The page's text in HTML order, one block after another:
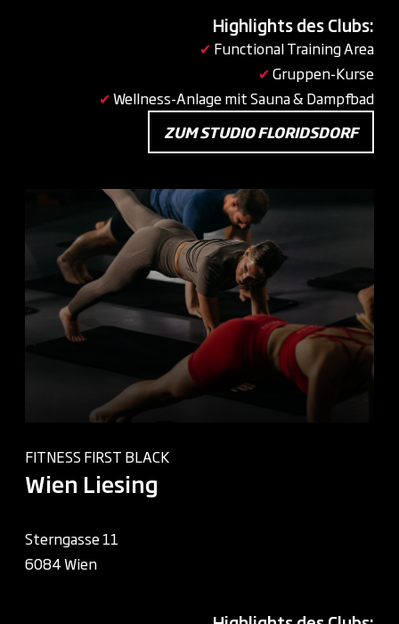
Highlights des Clubs:
✔ Functional Training Area
✔Gruppen-Kurse
✔Wellness-Anlage mit Sauna & Dampfbad
ZUM STUDIO FLORIDSDORF
FITNESS FIRST BLACK
Wien Liesing
Sterngasse 11
6084 Wien